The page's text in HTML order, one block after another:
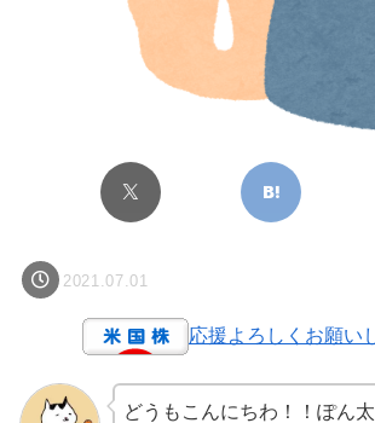
2021.07.01
応援よろしくお願い
どうもこんにちわ！！ぽん太